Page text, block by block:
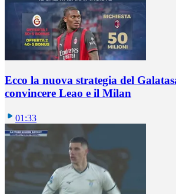
Ecco la nuova strategia del
convincere Leao e il Milan
01:33